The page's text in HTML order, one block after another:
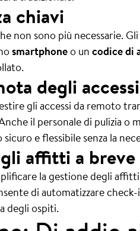
chiavi
non sono più necessarie.
smartphoneo uncodice di
degli accessi
gli accessi da remoto
il personale di pulizia o
e flessibile senza la
affitti a
la gestione degli
di automatizzare
degli ospiti.